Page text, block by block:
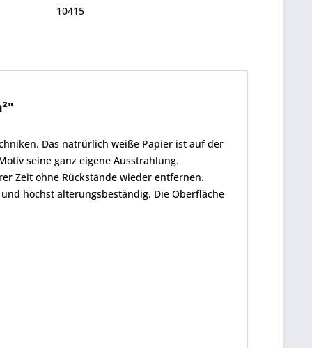
10415
Das natrürlich weiße Papier ist auf der
seine ganz eigene Ausstrahlung.
Zeit ohne Rückstände wieder entfernen.
höchst alterungsbeständig. Die Oberfläche